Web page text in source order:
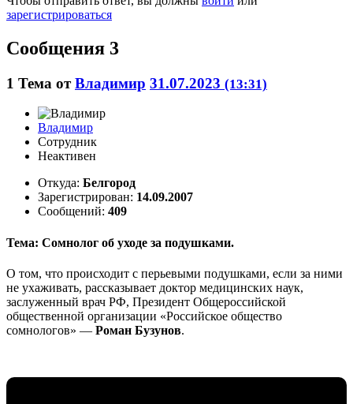
зарегистрироваться
Сообщения 3
1 Тема отВладимир 31.07.2023 (13:31)
Владимир
Сотрудник
Неактивен
Откуда: Белгород
Зарегистрирован: 14.09.2007
Сообщений: 409
Тема: Сомнолог об уходе за подушками.
О том, что происходит с перьевыми подушками, если за ними
не ухаживать, рассказывает доктор медицинских наук,
заслуженный врач РФ, Президент Общероссийской
общественной организации «Российское общество
сомнологов» — Роман Бузунов.